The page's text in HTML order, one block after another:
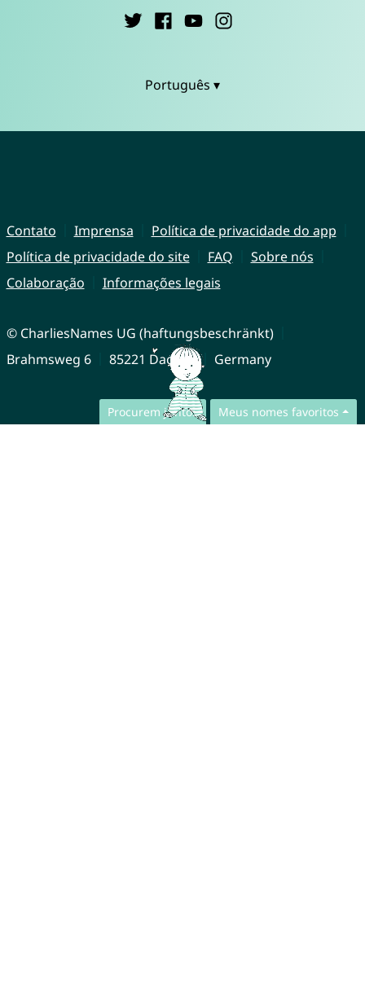
Procurem juntos Meus nomes favoritos
Português ▾
Contato Imprensa
Política de privacidade do app
Política de privacidade do site
FAQ
Sobre nós
Colaboração
Informações legais
© CharliesNames UG (haftungsbeschränkt)
Brahmsweg 6
85221 Dachau Germany